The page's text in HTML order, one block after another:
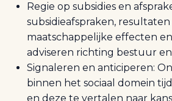
Regie op subsidies en
subsidieafspraken, resultaten
maatschappelijke effecten
adviseren richting bestuur en
Signaleren en anticiperen:
binnen het sociaal domein
en deze te vertalen naar